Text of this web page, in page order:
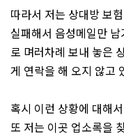
따라서 저는 상대방 보
실패해서 음성메일만
로 며러차례 보내 놓은
게 연락을 해 오지 않고
혹시 이런 상황에 대해
또 저는 이곳 업소록을